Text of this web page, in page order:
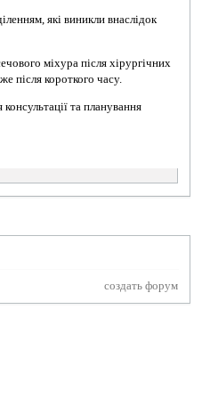
які виникли внаслідок
міхура після хірургічних
після короткого часу.
та планування
создать форум